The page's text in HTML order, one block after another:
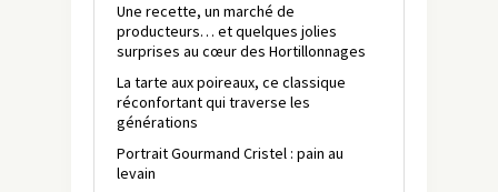
Une recette, un marché de
producteurs… et quelques jolies
surprises au cœur des Hortillonnages
La tarte aux poireaux, ce classique
réconfortant qui traverse les
générations
Portrait Gourmand Cristel : pain au
levain